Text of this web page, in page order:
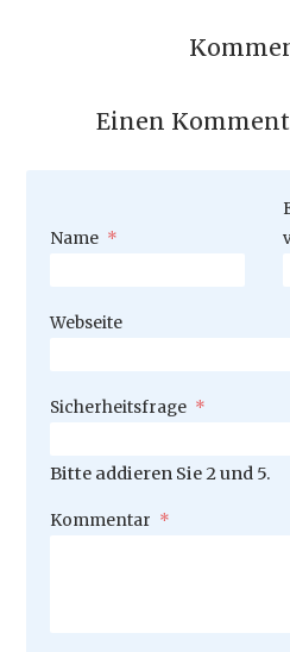
Einen
Pflichtfeld
Name *
Webseite
Pflichtfeld
Sicherheitsfrage *
Bitte addieren Sie 2 und 5.
Pflichtfeld
Kommentar *